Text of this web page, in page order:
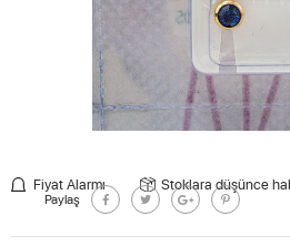
Fiyat Alarmı Stoklara düşünce
Paylaş